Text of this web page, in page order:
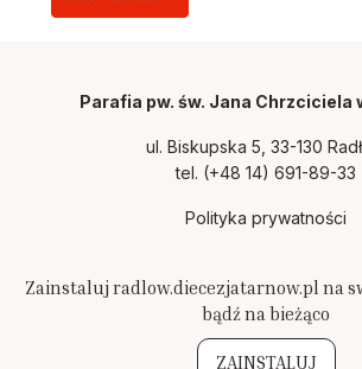
Parafia pw. św. Jana Chrzciciela
ul. Biskupska 5, 33-130
tel. (+48 14) 691-89-33
Polityka prywatności
Zainstaluj radlow.diecezjatarnow.pl na
bądź na bieżąco
ZAINSTALUJ